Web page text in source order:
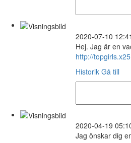
2020-07-10 12:41
Hej. Jag är en
http://
Historik Gå till
2020-04-19
Jag önskar dig